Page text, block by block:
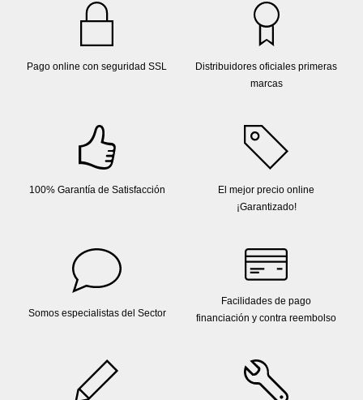
Pago online con seguridad SSL
Distribuidores oficiales primeras
marcas
100% Garantía de Satisfacción
El mejor precio online
¡Garantizado!
Somos especialistas del Sector
Facilidades de pago
financiación y contra reembolso